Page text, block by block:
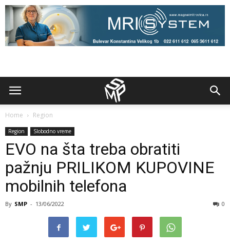
Home Region
Region Slobodno vreme
EVO na šta treba obratiti
pažnju PRILIKOM KUPOVINE
mobilnih telefona
By SMP - 13/06/2022 0